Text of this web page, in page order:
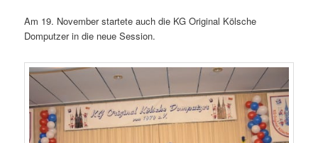
Am 19. November startete auch die KG Original Kölsche
Domputzer in die neue Session.